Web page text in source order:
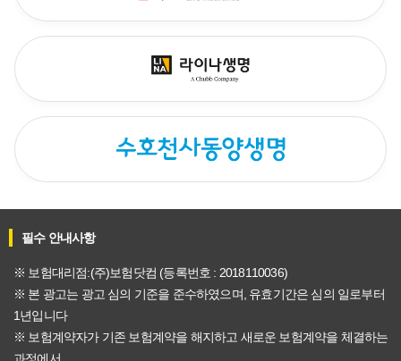
필수 안내사항
※ 보험대리점:(주)보험닷컴 (등록번호 : 2018110036)
※ 본 광고는 광고 심의 기준을 준수하였으며, 유효기간은 심의 일로부터
1년입니다
※ 보험계약자가 기존 보험계약을 해지하고 새로운 보험계약을 체결하는